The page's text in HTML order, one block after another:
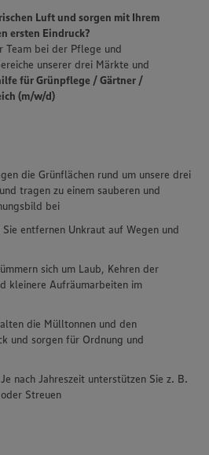
Luft und sorgen mit Ihrem
ersten Eindruck?
Team bei der Pflege und
unserer drei Märkte und
für Grünpflege / Gärtner /
(m/w/d)
die Grünflächen rund um unsere drei
tragen zu einem sauberen und
bei
Sie entfernen Unkraut auf Wegen und
sich um Laub, Kehren der
kleinere Aufräumarbeiten im
die Mülltonnen und den
und sorgen für Ordnung und
nach Jahreszeit unterstützen Sie z. B.
Streuen